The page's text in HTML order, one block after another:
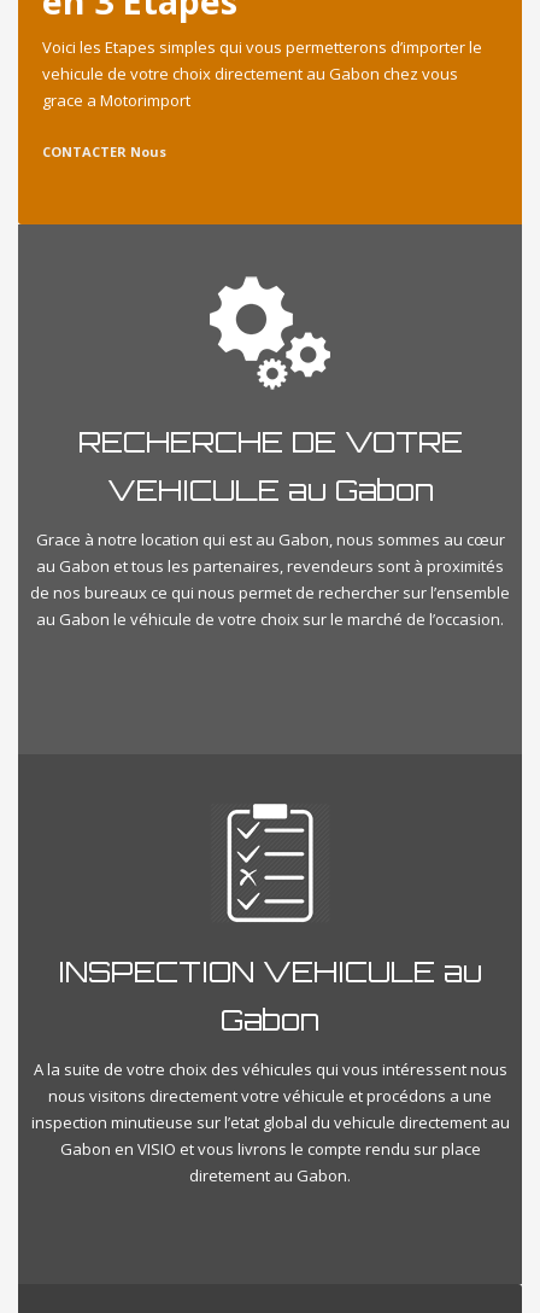
Voici les Etapes simples qui vous permetterons d’importer le
vehicule de votre choix directement au Gabon chez vous
grace a Motorimport
CONTACTER Nous
RECHERCHE DE VOTRE
VEHICULE au Gabon
Grace à notre location qui est au Gabon, nous sommes au cœur
au Gabon et tous les partenaires, revendeurs sont à proximités
de nos bureaux ce qui nous permet de rechercher sur l’ensemble
au Gabon le véhicule de votre choix sur le marché de l’occasion.
INSPECTION VEHICULE au
Gabon
A la suite de votre choix des véhicules qui vous intéressent nous
nous visitons directement votre véhicule et procédons a une
inspection minutieuse sur l’etat global du vehicule directement au
Gabon en VISIO et vous livrons le compte rendu sur place
diretement au Gabon.